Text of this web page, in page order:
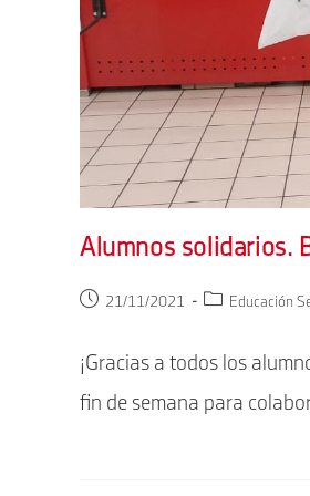
Alumnos solidarios.
Publicación
entrada:
21/11/2021
Categoría
entrada:
Educación
¡Gracias a todos los
fin de semana para